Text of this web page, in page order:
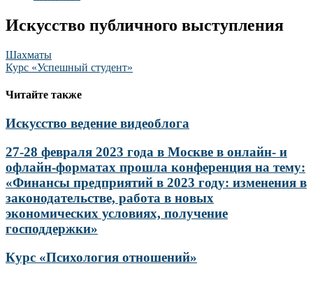
Искусство публичного выступления
Навигация
по
записям
Шахматы
Курс «Успешный студент»
Читайте также
Искусство ведение видеоблога
27-28 февраля 2023 года в Москве в онлайн- и
офлайн-форматах прошла конференция на тему:
«Финансы предприятий в 2023 году: изменения в
законодательстве, работа в новых
экономических условиях, получение
господдержки»
Курс «Психология отношений»